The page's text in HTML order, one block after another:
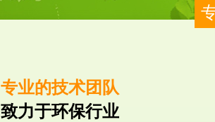
专业的技术团队
致力于环保行业